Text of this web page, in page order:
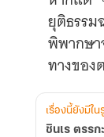
ยุติธรร
พิพากษ
ทางของ
‘วันแห่ง
-ตอนอว
เรื่องนี้ยังมีใ
ชินเร ตรร